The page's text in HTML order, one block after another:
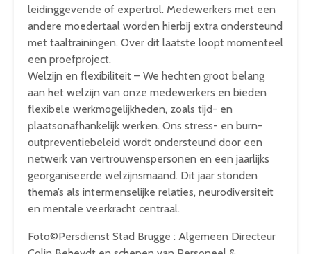
leidinggevende of expertrol. Medewerkers met een
andere moedertaal worden hierbij extra ondersteund
met taaltrainingen. Over dit laatste loopt momenteel
een proefproject.
Welzijn en flexibiliteit – We hechten groot belang
aan het welzijn van onze medewerkers en bieden
flexibele werkmogelijkheden, zoals tijd- en
plaatsonafhankelijk werken. Ons stress- en burn-
outpreventiebeleid wordt ondersteund door een
netwerk van vertrouwenspersonen en een jaarlijks
georganiseerde welzijnsmaand. Dit jaar stonden
thema’s als intermenselijke relaties, neurodiversiteit
en mentale veerkracht centraal.
Foto©Persdienst Stad Brugge : Algemeen Directeur